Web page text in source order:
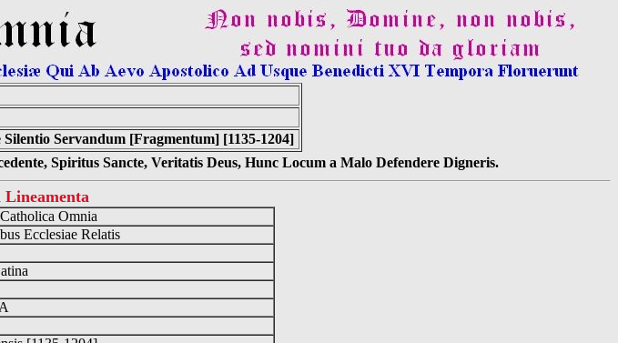
Silentio Servandum [Fragmentum] [1135-1204]
Spiritus Sancte, Veritatis Deus, Hunc Locum a Malo Defendere Digneris.
Lineamenta
Omnia
Ecclesiae Relatis